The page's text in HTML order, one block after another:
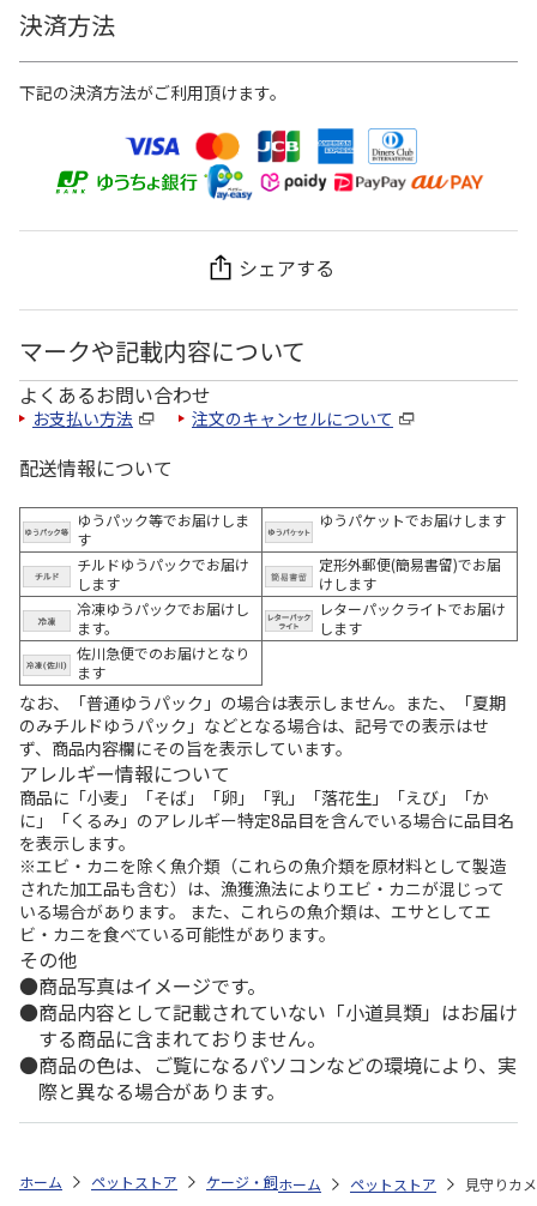
決済方法
下記の決済方法がご利用頂けます。
シェアする
マークや記載内容について
よくあるお問い合わせ
お支払い方法 注文のキャンセルについて
配送情報について
ゆうパック等でお届けしま
す
ゆうパケットでお届けします
チルドゆうパックでお届け
します
定形外郵便(簡易書留)でお届
けします
冷凍ゆうパックでお届けし
ます。
レターパックライトでお届け
します
佐川急便でのお届けとなり
ます
なお、「普通ゆうパック」の場合は表示しません。また、「夏期
のみチルドゆうパック」などとなる場合は、記号での表示はせ
ず、商品内容欄にその旨を表示しています。
アレルギー情報について
商品に「小麦」「そば」「卵」「乳」「落花生」「えび」「か
に」「くるみ」のアレルギー特定8品目を含んでいる場合に品目名
を表示します。
※エビ・カニを除く魚介類（これらの魚介類を原材料として製造
された加工品も含む）は、漁獲漁法によりエビ・カニが混じって
いる場合があります。 また、これらの魚介類は、エサとしてエ
ビ・カニを食べている可能性があります。
その他
商品写真はイメージです。
商品内容として記載されていない「小道具類」はお届け
する商品に含まれておりません。
商品の色は、ご覧になるパソコンなどの環境により、実
際と異なる場合があります。
ホーム ペットストア ケージ・飼育その他用品 その他（猫用）
ホーム ペットストア 見守りカ